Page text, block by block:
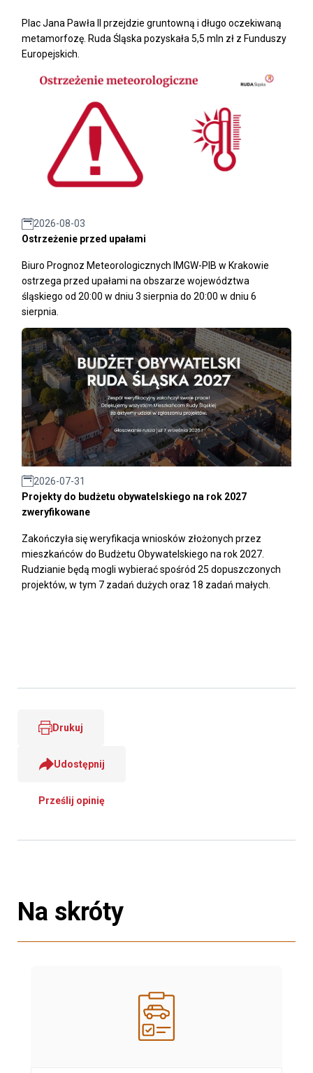
Plac Jana Pawła II przejdzie gruntowną i długo oczekiwaną
metamorfozę. Ruda Śląska pozyskała 5,5 mln zł z Funduszy
Europejskich.
2026-08-03
Ostrzeżenie przed upałami
Biuro Prognoz Meteorologicznych IMGW-PIB w Krakowie
ostrzega przed upałami na obszarze województwa
śląskiego od 20:00 w dniu 3 sierpnia do 20:00 w dniu 6
sierpnia.
2026-07-31
Projekty do budżetu obywatelskiego na rok 2027
zweryfikowane
Zakończyła się weryfikacja wniosków złożonych przez
mieszkańców do Budżetu Obywatelskiego na rok 2027.
Rudzianie będą mogli wybierać spośród 25 dopuszczonych
projektów, w tym 7 zadań dużych oraz 18 zadań małych.
Drukuj
Udostępnij
Prześlij opinię
Na skróty